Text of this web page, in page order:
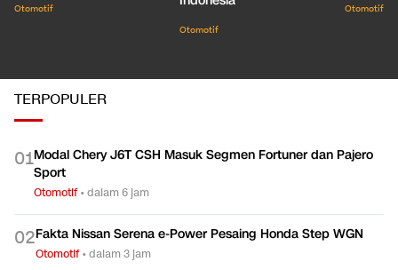
Otomotif
Otomotif
Otomotif
TERPOPULER
01Modal Chery J6T CSH Masuk Segmen Fortuner dan Pajero
Sport
Otomotif•dalam 6 jam
02Fakta Nissan Serena e-Power Pesaing Honda Step WGN
Otomotif•dalam 3 jam